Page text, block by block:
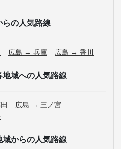
らの人気路線
広島 → 兵庫 広島 → 香川
地域への人気路線
広島 → 三ノ宮
域からの人気路線